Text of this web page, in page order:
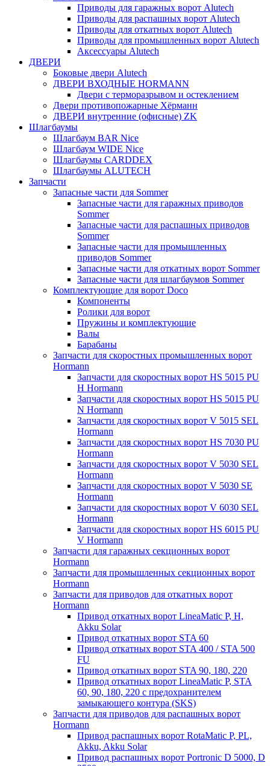
Приводы для гаражных ворот Alutech
Приводы для распашных ворот Alutech
Приводы для откатных ворот Alutech
Приводы для промышленных ворот Alutech
Аксессуары Alutech
ДВЕРИ
Боковые двери Alutech
ДВЕРИ ВХОДНЫЕ HORMANN
Двери с терморазрывом и остеклением
Двери противопожарные Хёрманн
ДВЕРИ внутренние (офисные) ZK
Шлагбаумы
Шлагбаум BAR Nice
Шлагбаум WIDE Nice
Шлагбаумы CARDDEX
Шлагбаумы ALUTECH
Запчасти
Запасные части для Sommer
Запасные части для гаражных приводов
Sommer
Запасные части для распашных приводов
Sommer
Запасные части для промышленных
приводов Sommer
Запасные части для откатных ворот Sommer
Запасные части для шлагбаумов Sommer
Комплектующие для ворот Doco
Компоненты
Ролики для ворот
Пружины и комплектующие
Валы
Барабаны
Запчасти для скоростных промышленных ворот
Hormann
Запчасти для скоростных ворот HS 5015 PU
H Hormann
Запчасти для скоростных ворот HS 5015 PU
N Hormann
Запчасти для скоростных ворот V 5015 SEL
Hormann
Запчасти для скоростных ворот HS 7030 PU
Hormann
Запчасти для скоростных ворот V 5030 SEL
Hormann
Запчасти для скоростных ворот V 5030 SE
Hormann
Запчасти для скоростных ворот V 6030 SEL
Hormann
Запчасти для скоростных ворот HS 6015 PU
V Hormann
Запчасти для гаражных секционных ворот
Hormann
Запчасти для промышленных секционных ворот
Hormann
Запчасти для приводов для откатных ворот
Hormann
Привод откатных ворот LineaMatic P, H,
Akku Solar
Привод откатных ворот STA 60
Привод откатных ворот STA 400 / STA 500
FU
Привод откатных ворот STA 90, 180, 220
Привод откатных ворот LineaMatic P, STA
60, 90, 180, 220 с предохранителем
замыкающего контура (SKS)
Запчасти для приводов для распашных ворот
Hormann
Привод распашных ворот RotaMatic P, PL,
Akku, Akku Solar
Привод распашных ворот Portronic D 5000, D